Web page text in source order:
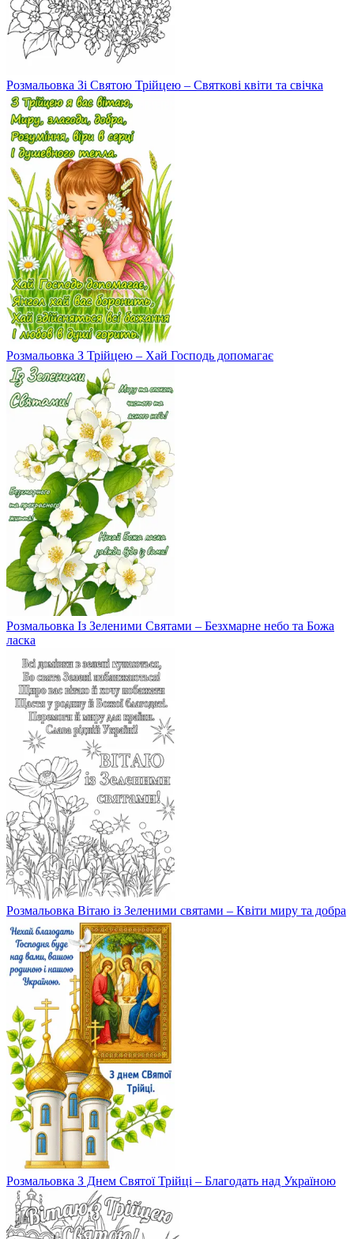
Розмальовка Зі Святою Трійцею – Святкові квіти та свічка
Розмальовка З Трійцею – Хай Господь допомагає
Розмальовка Із Зеленими Святами – Безхмарне небо та Божа
ласка
Розмальовка Вітаю із Зеленими святами – Квіти миру та добра
Розмальовка З Днем Святої Трійці – Благодать над Україною